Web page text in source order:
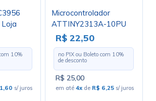
10%
s/ juros
Microcontrolador
ATTINY2313A-10PU
DIP20 - Cód. Loja 3993
R$ 22,50
no PIX ou Boleto com 10%
de desconto
R$ 25,00
em até 4x de R$ 6,25 s/ juros